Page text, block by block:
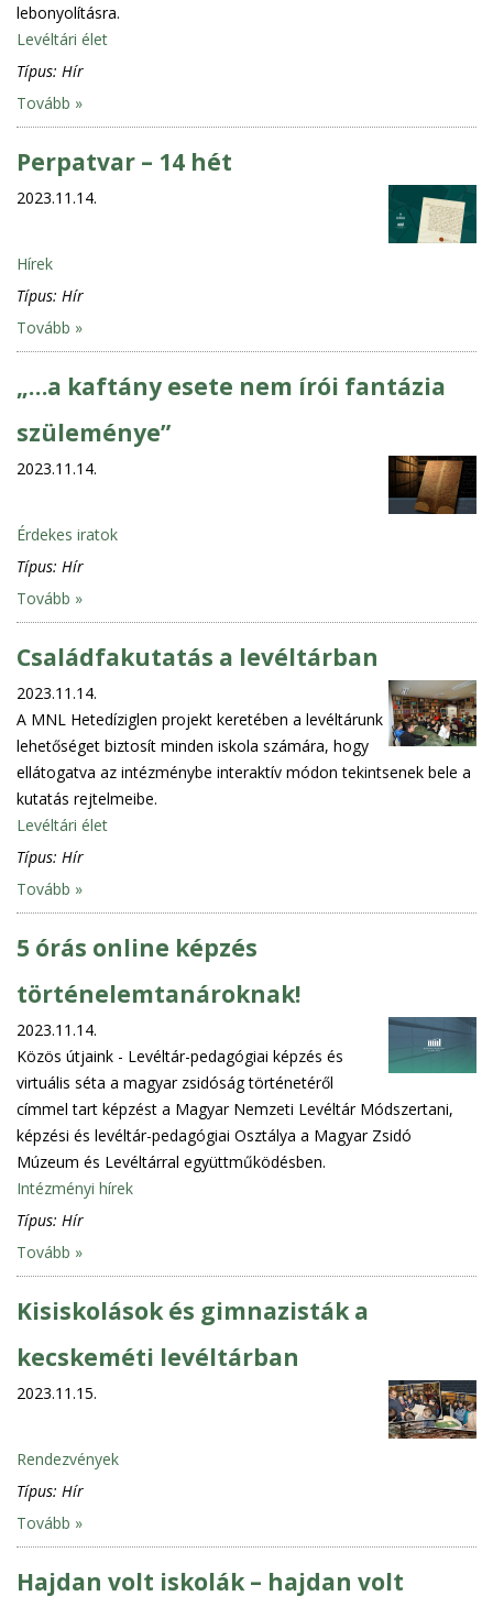
lebonyolításra.
Levéltári élet
Típus: Hír
Tovább »
Perpatvar – 14 hét
2023.11.14.
Hírek
Típus: Hír
Tovább »
„…a kaftány esete nem írói fantázia
szüleménye”
2023.11.14.
Érdekes iratok
Típus: Hír
Tovább »
Családfakutatás a levéltárban
2023.11.14.
A MNL Hetedíziglen projekt keretében a levéltárunk
lehetőséget biztosít minden iskola számára, hogy
ellátogatva az intézménybe interaktív módon tekintsenek bele a
kutatás rejtelmeibe.
Levéltári élet
Típus: Hír
Tovább »
5 órás online képzés
történelemtanároknak!
2023.11.14.
Közös útjaink - Levéltár-pedagógiai képzés és
virtuális séta a magyar zsidóság történetéről
címmel tart képzést a Magyar Nemzeti Levéltár Módszertani,
képzési és levéltár-pedagógiai Osztálya a Magyar Zsidó
Múzeum és Levéltárral együttműködésben.
Intézményi hírek
Típus: Hír
Tovább »
Kisiskolások és gimnazisták a
kecskeméti levéltárban
2023.11.15.
Rendezvények
Típus: Hír
Tovább »
Hajdan volt iskolák – hajdan volt